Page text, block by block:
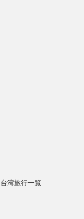
台湾旅行一覧